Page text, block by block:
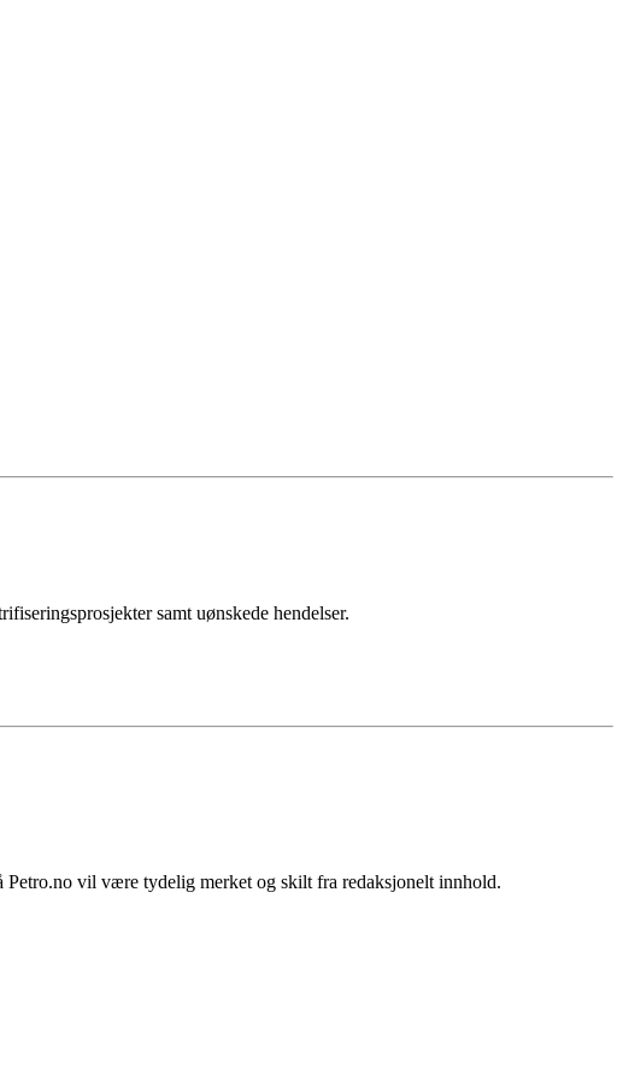
samt uønskede hendelser.
vil være tydelig merket og skilt fra redaksjonelt innhold.